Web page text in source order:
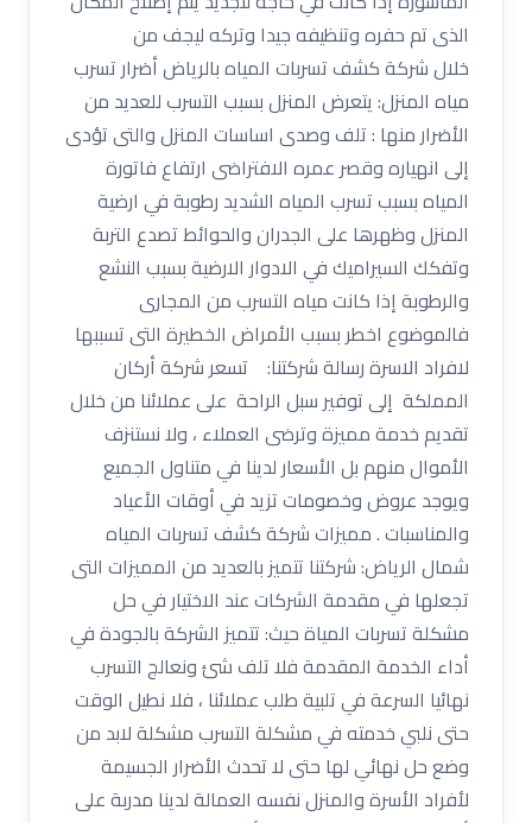
الذى تم حفره وتنظيفه جيدا وتركه ليجف من
خلال شركة كشف تسربات المياه بالرياض أضرار تسرب
مياه المنزل: يتعرض المنزل بسبب التسرب للعديد من
الأضرار منها : تلف وصدى اساسات المنزل والتى تؤدى
إلى انهياره وقصر عمره الافتراضى ارتفاع فاتورة
المياه بسبب تسرب المياه الشديد رطوبة في ارضية
المنزل وظهرها على الجدران والحوائط تصدع التربة
وتفكك السيراميك في الادوار الارضية بسبب النشع
والرطوبة إذا كانت مياه التسرب من المجارى
فالموضوع اخطر بسبب الأمراض الخطيرة التى تسببها
لافراد الاسرة رسالة شركتنا: تسعر شركة أركان
المملكة إلى توفير سبل الراحة على عملائنا من خلال
تقديم خدمة مميزة وترضى العملاء ، ولا نستنزف
الأموال منهم بل الأسعار لدينا في متناول الجميع
ويوجد عروض وخصومات تزيد في أوقات الأعياد
والمناسبات . مميزات شركة كشف تسربات المياه
شمال الرياض: شركتنا تتميز بالعديد من المميزات التى
تجعلها في مقدمة الشركات عند الاختيار في حل
مشكلة تسربات المياة حيث: تتميز الشركة بالجودة في
أداء الخدمة المقدمة فلا تلف شئ ونعالج التسرب
نهائيا السرعة في تلبية طلب عملائنا ، فلا نطيل الوقت
حتى نلبي خدمته في مشكلة التسرب مشكلة لابد من
وضع حل نهائي لها حتى لا تحدث الأضرار الجسيمة
لأفراد الأسرة والمنزل نفسه العمالة لدينا مدربة على